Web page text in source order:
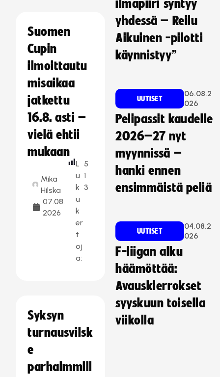
Suomen
Cupin
ilmoittautu
misaikaa
jatkettu
16.8. asti –
vielä ehtii
mukaan
Mika
Hilska
07.08.
2026
L
u
k
u
k
er
t
oj
a:
5
1
3
Syksyn
turnausvilsk
e
parhaimmill
ilmapiiri syntyy
yhdessä – Reilu
Aikuinen -pilotti
käynnistyy”
UUTISET
06.08.2
026
Pelipassit kaudelle
2026–27 nyt
myynnissä –
hanki ennen
ensimmäistä peliä
UUTISET
04.08.2
026
F-liigan alku
häämöttää:
Avauskierrokset
syyskuun toisella
viikolla